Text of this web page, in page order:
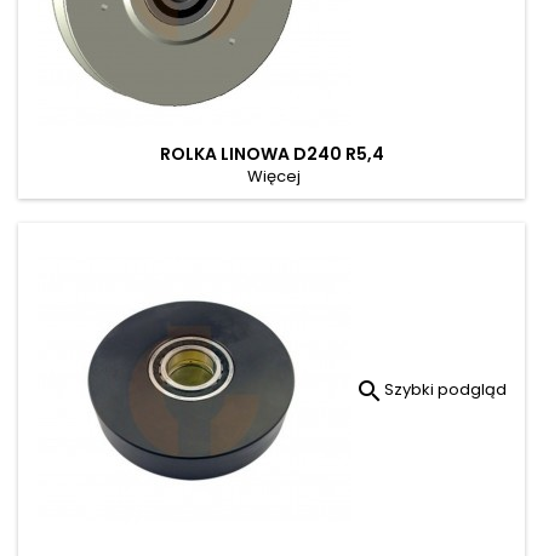
ROLKA LINOWA D240 R5,4
Więcej
 Szybki podgląd